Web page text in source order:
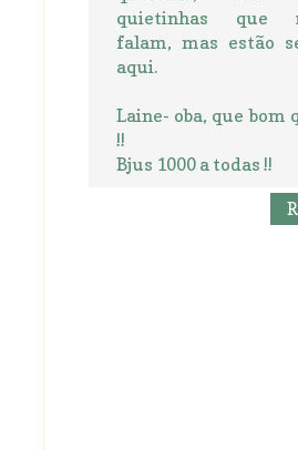
quietinhas que
falam, mas estão
aqui.
Laine- oba, que bom
!!
Bjus 1000 a todas !!